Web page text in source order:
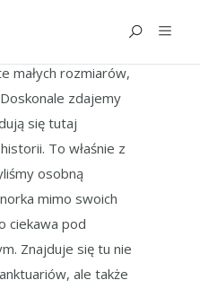
wszystkie zamki
małych rozmiarów,
zdajemy
się tutaj
To właśnie z
osobną
mimo swoich
ciekawa pod
Znajduje się tu nie
ale także